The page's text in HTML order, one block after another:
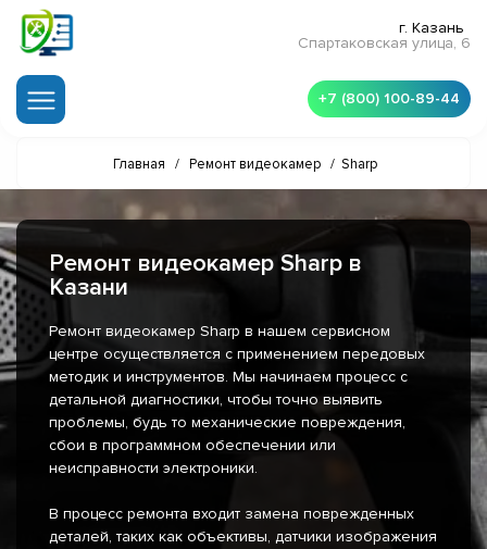
г. Казань
Спартаковская улица, 6
+7 (800) 100-89-44
Главная / Ремонт видеокамер / Sharp
Ремонт видеокамер Sharp в
Казани
Ремонт видеокамер Sharp в нашем сервисном
центре осуществляется с применением передовых
методик и инструментов. Мы начинаем процесс с
детальной диагностики, чтобы точно выявить
проблемы, будь то механические повреждения,
сбои в программном обеспечении или
неисправности электроники.
В процесс ремонта входит замена поврежденных
деталей, таких как объективы, датчики изображения